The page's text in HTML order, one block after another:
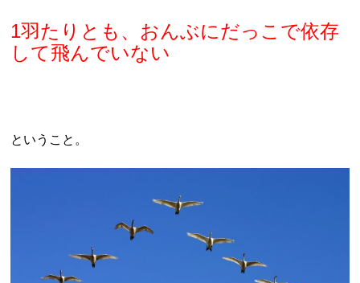
1羽たりとも、おんぶにだっこで依存
して飛んでいない
ということ。